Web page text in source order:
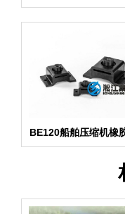
径避震接头
BE120船舶压缩机橡
震器